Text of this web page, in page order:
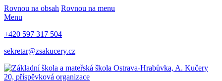
Rovnou na obsah Rovnou na menu
Menu
+420 597 317 504
sekretar@zsakucery.cz